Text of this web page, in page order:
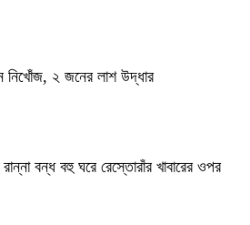
২ জনের লাশ উদ্ধার
বন্ধ বহু ঘরে রেস্তোরাঁর খাবারের ওপর